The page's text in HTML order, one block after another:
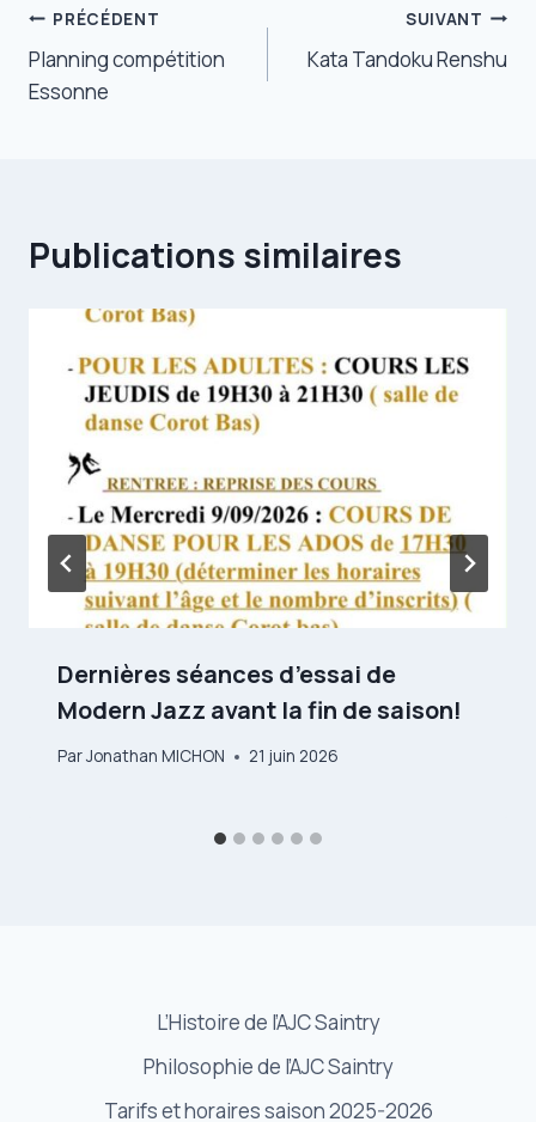
Navigation
de
PRÉCÉDENT
Planning compétition
Essonne
SUIVANT
Kata Tandoku Renshu
Publications similaires
Dernières séances d’essai de
Modern Jazz avant la fin de saison!
ParJonathan MICHON 21 juin 2026
L’Histoire de l’AJC Saintry
Philosophie de l’AJC Saintry
Tarifs et horaires saison 2025-2026